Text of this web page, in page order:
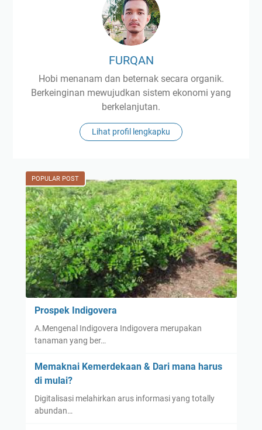
FURQAN
Hobi menanam dan beternak secara organik.
Berkeinginan mewujudkan sistem ekonomi yang
berkelanjutan.
Lihat profil lengkapku
POPULAR POST
Prospek Indigovera
A.Mengenal Indigovera Indigovera merupakan
tanaman yang ber…
Memaknai Kemerdekaan & Dari mana harus
di mulai?
Digitalisasi melahirkan arus informasi yang totally
abundan…